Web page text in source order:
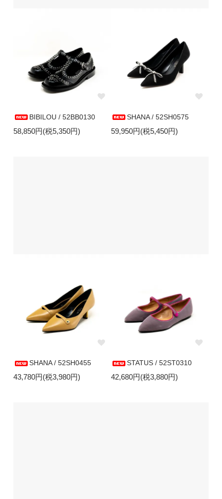
BIBILOU / 52BB0130
58,850円(税5,350円)
SHANA / 52SH0575
59,950円(税5,450円)
SHANA / 52SH0455
43,780円(税3,980円)
STATUS / 52ST0310
42,680円(税3,880円)